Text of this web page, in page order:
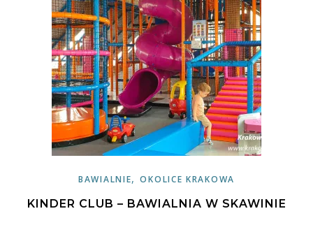
BAWIALNIE,OKOLICE KRAKOWA
KINDER CLUB – BAWIALNIA W SKAWINIE